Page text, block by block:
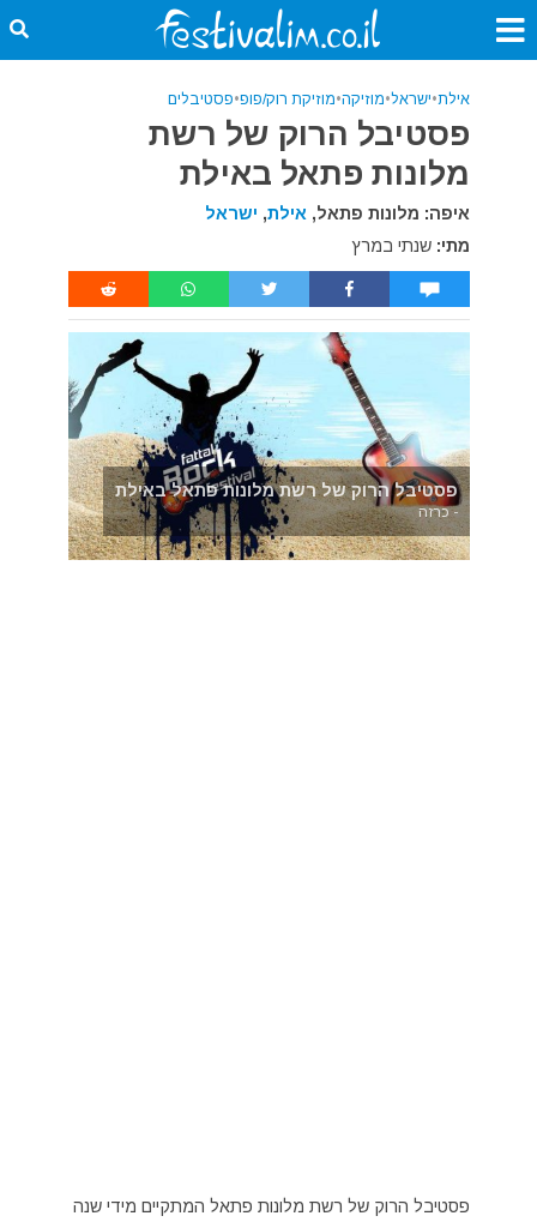
אילת•ישראל•מוזיקה•מוזיקת רוק/פופ•פסטיבלים
פסטיבל הרוק של רשת
מלונות פתאל באילת
איפה: מלונות פתאל, אילת, ישראל
מתי:שנתי במרץ
פסטיבל הרוק של רשת מלונות פתאל באילת
- כרזה
פסטיבל הרוק של רשת מלונות פתאל המתקיים מידי שנה